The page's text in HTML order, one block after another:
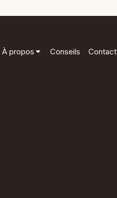
À propos Conseils Contact